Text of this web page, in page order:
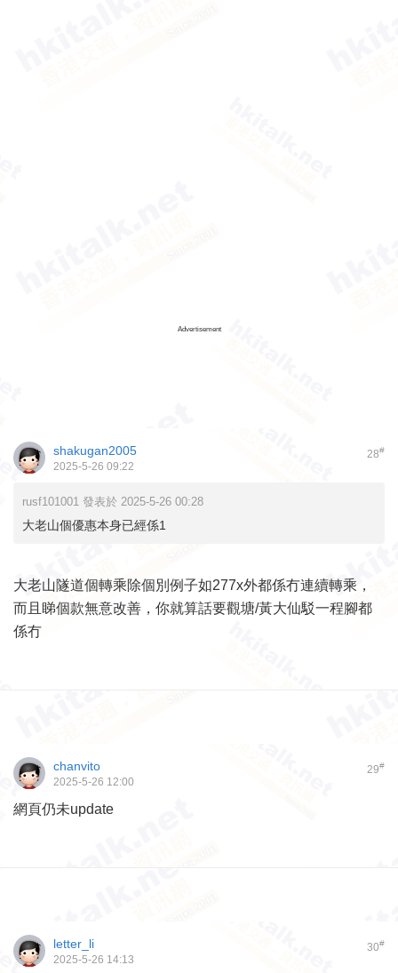
Advertisement
28#
shakugan2005
2025-5-26 09:22
rusf101001 發表於 2025-5-26 00:28
大老山個優惠本身已經係1
大老山隧道個轉乘除個別例子如277x外都係冇連續轉乘，
而且睇個款無意改善，你就算話要觀塘/黃大仙駁一程腳都
係冇
29#
chanvito
2025-5-26 12:00
網頁仍未update
30#
letter_li
2025-5-26 14:13